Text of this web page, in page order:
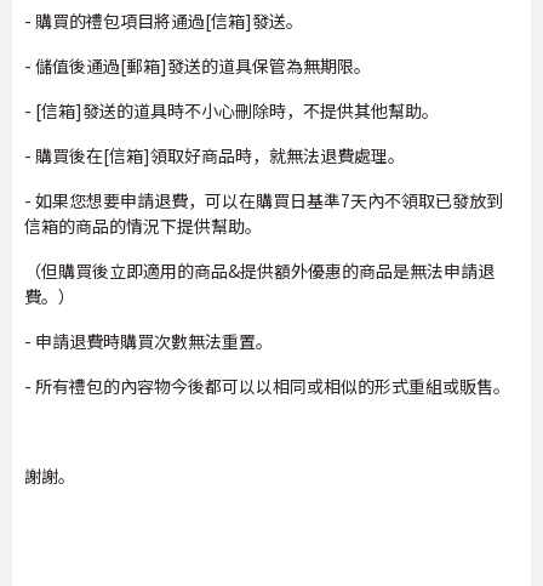
- 購買的禮包項目將通過[信箱]發送。
- 儲值後通過[郵箱]發送的道具保管為無期限。
- [信箱]發送的道具時不小心刪除時，不提供其他幫助。
- 購買後在[信箱]領取好商品時，就無法退費處理。
- 如果您想要申請退費，可以在購買日基準7天內不領取已發放到
信箱的商品的情況下提供幫助。
（但購買後立即適用的商品&提供額外優惠的商品是無法申請退
費。）
- 申請退費時購買次數無法重置。
- 所有禮包的內容物今後都可以以相同或相似的形式重組或販售。
謝謝。